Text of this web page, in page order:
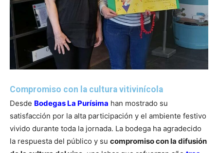
Compromiso con la cultura vitivinícola
Desde Bodegas La Purísima han mostrado su
satisfacción por la alta participación y el ambiente festivo
vivido durante toda la jornada. La bodega ha agradecido
la respuesta del público y su compromiso con la difusión